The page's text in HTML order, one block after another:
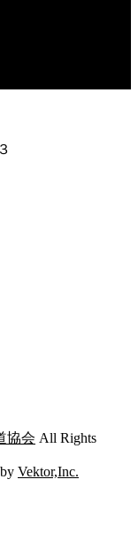
協会 All Rights
by Vektor,Inc.